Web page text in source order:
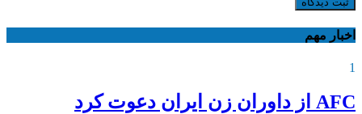
اخبار مهم
1
AFC از داوران زن ایران دعوت کرد